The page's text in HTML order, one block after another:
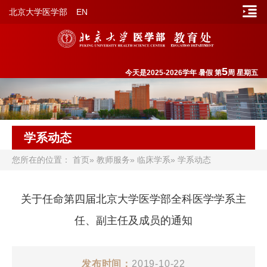
北京大学医学部 EN
今天是2025-2026学年 暑假 第5周 星期五
学系动态
您所在的位置： 首页» 教师服务» 临床学系» 学系动态
关于任命第四届北京大学医学部全科医学学系主
任、副主任及成员的通知
发布时间： 2019-10-22